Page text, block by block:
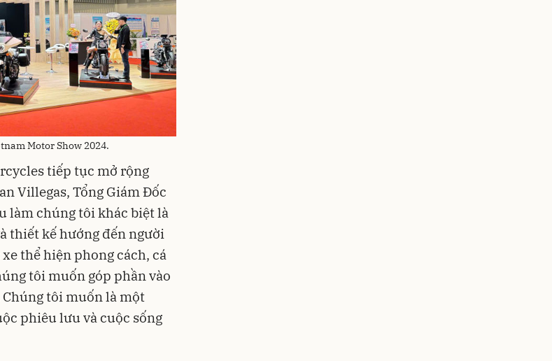
Motor Show 2024.
tiếp tục mở rộng
Villegas, Tổng Giám Đốc
làm chúng tôi khác biệt là
thiết kế hướng đến người
thể hiện phong cách, cá
tôi muốn góp phần vào
Chúng tôi muốn là một
phiêu lưu và cuộc sống